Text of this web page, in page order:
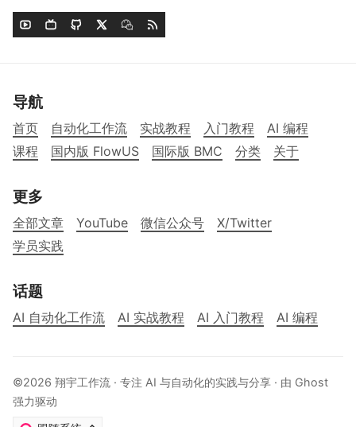
导航
首页 自动化工作流 实战教程 入门教程
AI 编程
课程
国内版 FlowUS 国际版 BMC 分类 关于
更多
全部文章 YouTube 微信公众号
X/Twitter
学员实践
话题
AI 自动化工作流 AI 实战教程 AI 入门教程 AI 编程
©2026 翔宇工作流 · 专注 AI 与自动化的实践与分享 · 由 Ghost
强力驱动